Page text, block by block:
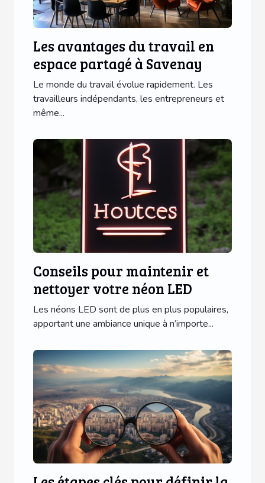
Les avantages du travail en
espace partagé à Savenay
Le monde du travail évolue rapidement. Les
travailleurs indépendants, les entrepreneurs et
même...
Conseils pour maintenir et
nettoyer votre néon LED
Les néons LED sont de plus en plus populaires,
apportant une ambiance unique à n’importe...